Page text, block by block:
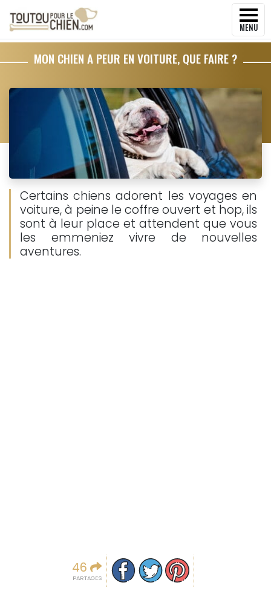
MENU
MON CHIEN A PEUR EN VOITURE, QUE FAIRE ?
Certains chiens adorent les voyages en
voiture, à peine le coffre ouvert et hop, ils
sont à leur place et attendent que vous
les emmeniez vivre de nouvelles
aventures.
46
PARTAGES
Partager sur facebook
Partager sur Twitter
Epingler sur Pinterest